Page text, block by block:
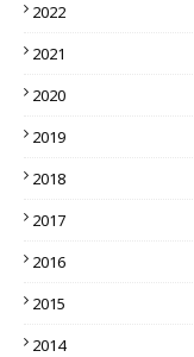
2022
2021
2020
2019
2018
2017
2016
2015
2014